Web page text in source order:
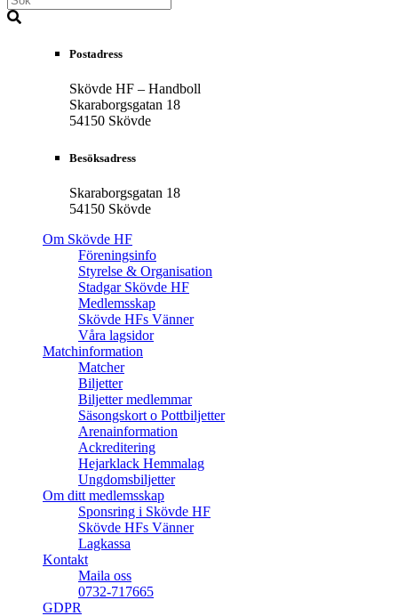
Postadress
Skövde HF – Handboll
Skaraborgsgatan 18
54150 Skövde
Besöksadress
Skaraborgsgatan 18
54150 Skövde
Om Skövde HF
Föreningsinfo
Styrelse & Organisation
Stadgar Skövde HF
Medlemsskap
Skövde HFs Vänner
Våra lagsidor
Matchinformation
Matcher
Biljetter
Biljetter medlemmar
Säsongskort o Pottbiljetter
Arenainformation
Ackreditering
Hejarklack Hemmalag
Ungdomsbiljetter
Om ditt medlemsskap
Sponsring i Skövde HF
Skövde HFs Vänner
Lagkassa
Kontakt
Maila oss
0732-717665
GDPR